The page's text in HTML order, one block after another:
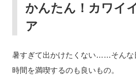
かんたん！カワイ
ア
暑すぎて出かけたくない……そんな
時間を満喫するのも良いもの。